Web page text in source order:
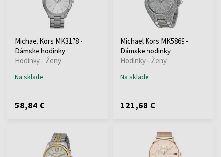
Michael Kors MK3178 -
Dámske hodinky
Hodinky - Ženy
Na sklade
58,84 €
Michael Kors MK5869 -
Dámske hodinky
Hodinky - Ženy
Na sklade
121,68 €